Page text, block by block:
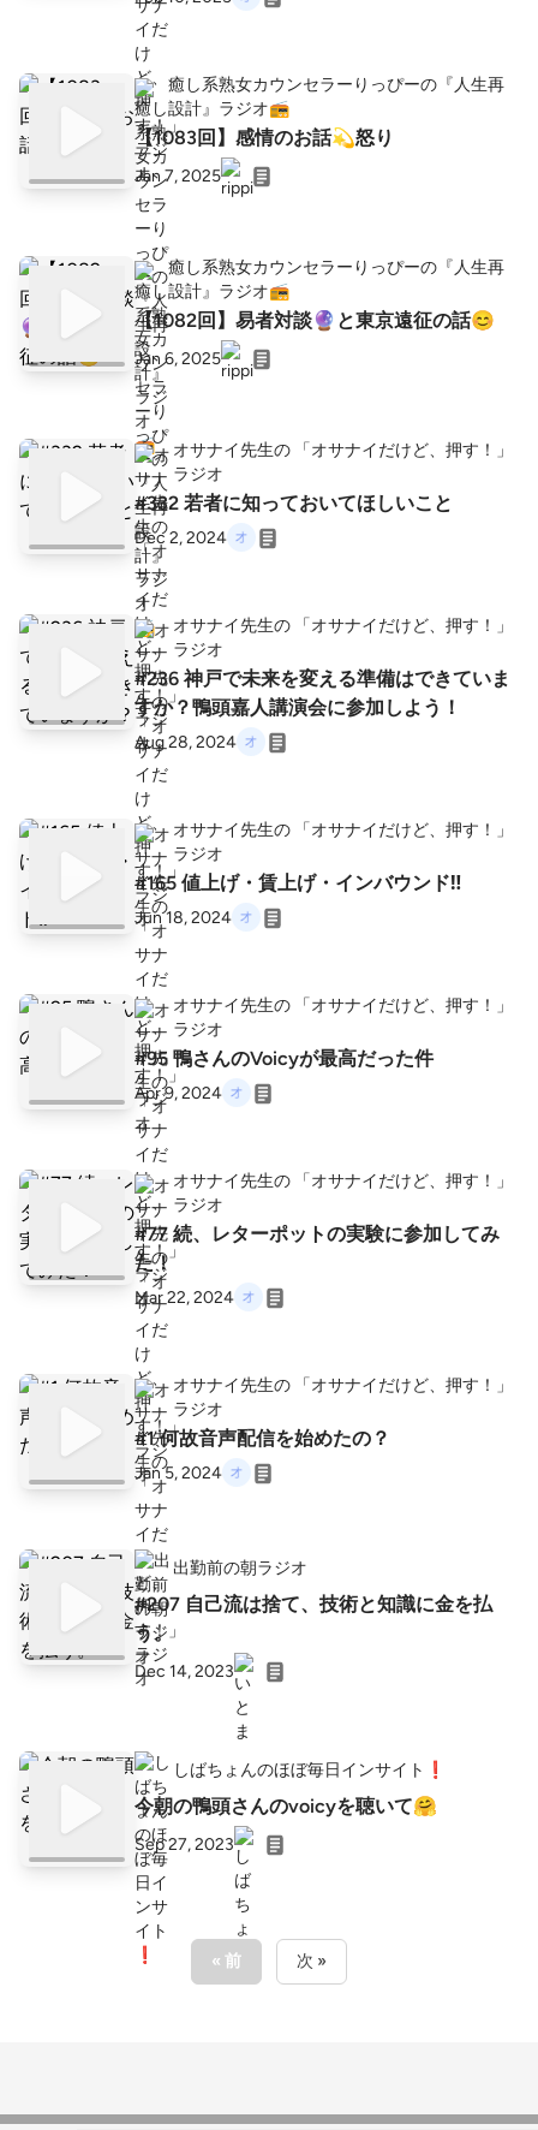
癒し系熟女カウンセラーりっぴーの『人生再
設計』ラジオ📻️
【1083回】感情のお話💫怒り
Jan 7, 2025
癒し系熟女カウンセラーりっぴーの『人生再
設計』ラジオ📻️
【1082回】易者対談🔮と東京遠征の話😊
Jan 6, 2025
オサナイ先生の 「オサナイだけど、押す！」
ラジオ
#332 若者に知っておいてほしいこと
Dec 2, 2024
オサナイ先生の 「オサナイだけど、押す！」
ラジオ
#236 神戸で未来を変える準備はできていま
すか？鴨頭嘉人講演会に参加しよう！
Aug 28, 2024
オサナイ先生の 「オサナイだけど、押す！」
ラジオ
#165 値上げ・賃上げ・インバウンド‼️
Jun 18, 2024
オサナイ先生の 「オサナイだけど、押す！」
ラジオ
#95 鴨さんのVoicyが最高だった件
Apr 9, 2024
オサナイ先生の 「オサナイだけど、押す！」
ラジオ
#77 続、レターポットの実験に参加してみ
た！
Mar 22, 2024
オサナイ先生の 「オサナイだけど、押す！」
ラジオ
#1 何故音声配信を始めたの？
Jan 5, 2024
出勤前の朝ラジオ
#207 自己流は捨て、技術と知識に金を払
う。
Dec 14, 2023
しばちょんのほぼ毎日インサイト❗
今朝の鴨頭さんのvoicyを聴いて🤗
Sep 27, 2023
« 前 次 »